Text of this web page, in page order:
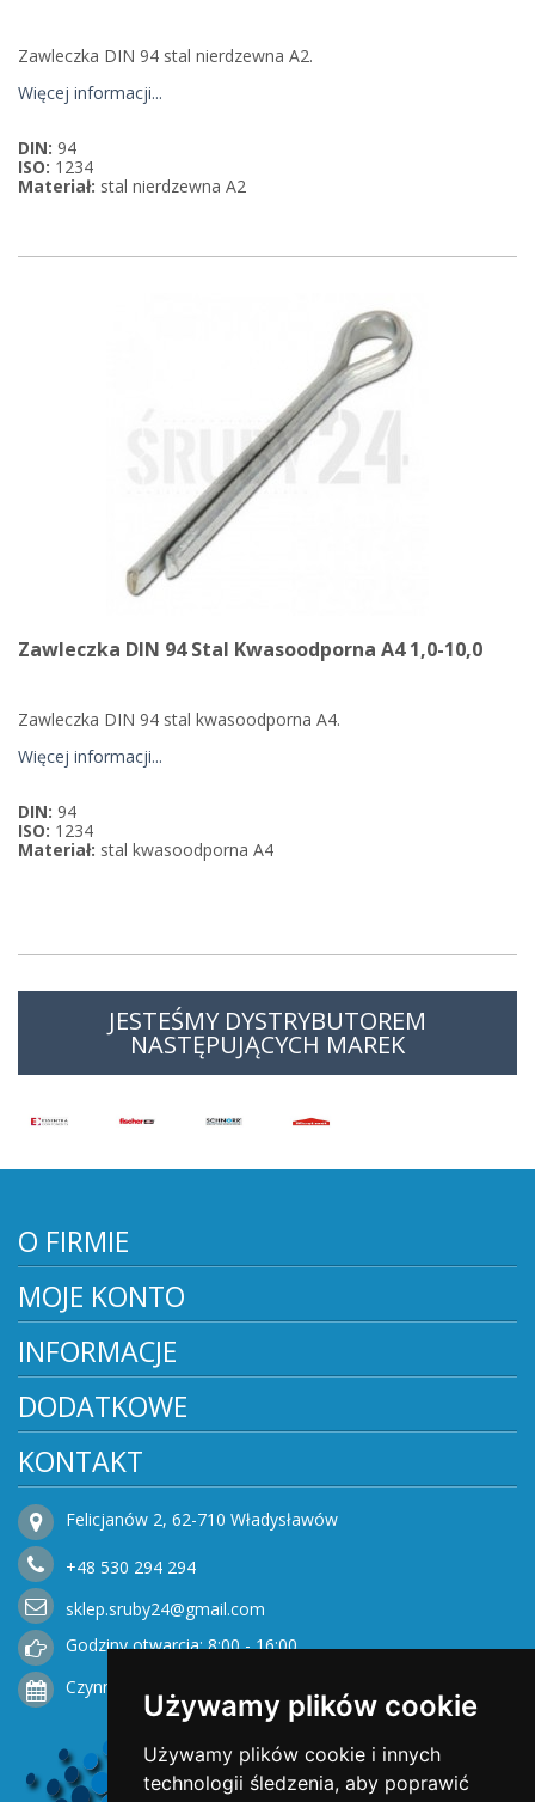
Używamy plików cookie
Używamy plików cookie i innych
technologii śledzenia, aby poprawić
Zawleczka DIN 94 stal nierdzewna A2.
Więcej informacji...
DIN: 94
ISO: 1234
Materiał: stal nierdzewna A2
Zawleczka DIN 94 Stal Kwasoodporna A4 1,0-10,0
Zawleczka DIN 94 stal kwasoodporna A4.
Więcej informacji...
DIN: 94
ISO: 1234
Materiał: stal kwasoodporna A4
JESTEŚMY DYSTRYBUTOREM
NASTĘPUJĄCYCH MAREK
O FIRMIE
MOJE KONTO
INFORMACJE
DODATKOWE
KONTAKT
Felicjanów 2, 62-710 Władysławów
+48 530 294 294
sklep.sruby24@gmail.com
Godziny otwarcia: 8:00 - 16:00
Czynne od Poniedziałku do Piątku